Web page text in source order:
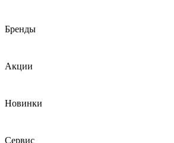
Бренды
Акции
Новинки
Сервис